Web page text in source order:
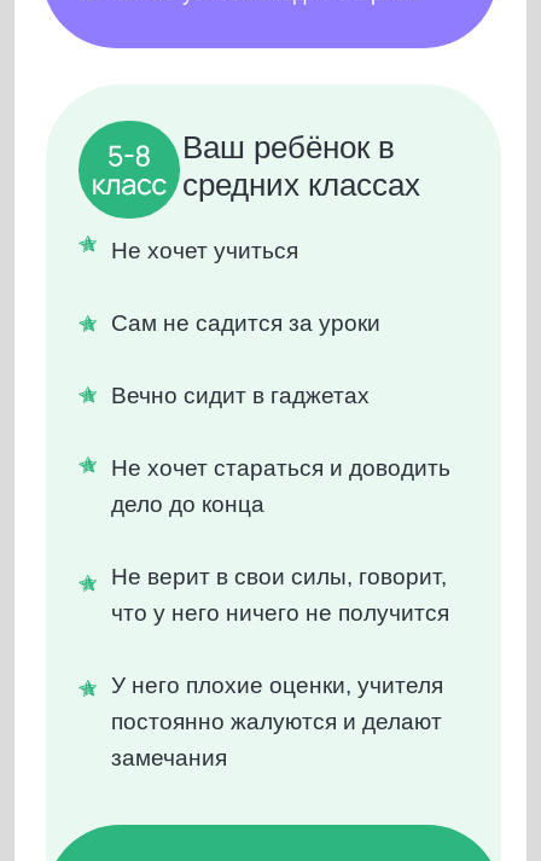
ПРИНЯТЬ УЧАСТИЕ
Не верит в свои силы, говорит,
У него плохие оценки, учителя
постоянно жалуются и делают
замечания
НА МАРАФОНЕ ВЫ
ПОЛУЧИТЕ ПОШАГОВУЮ
Как научить ребёнка самостоятельно
Как повысить интерес и мотивацию к